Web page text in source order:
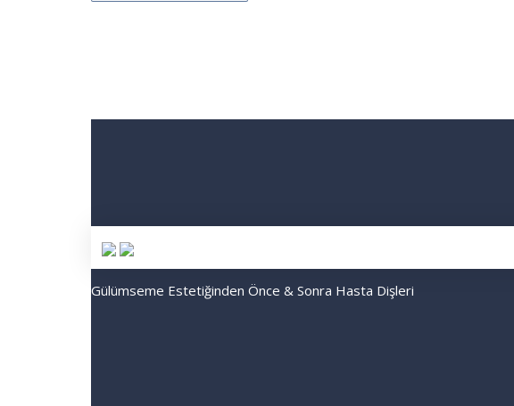
Öncesi
Sonrası
Gülümseme Estetiğinden Önce & Sonra Hasta Dişleri